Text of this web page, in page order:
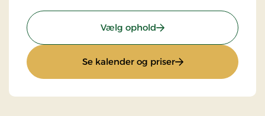
Vælg ophold: Golfophold 2 nætter
Se kalender og priser: Golfophold 2